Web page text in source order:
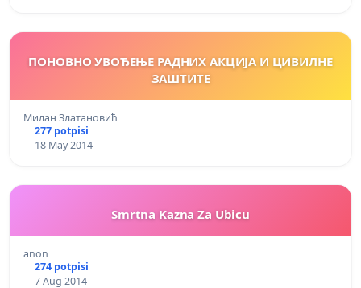
ПОНОВНО УВОЂЕЊЕ РАДНИХ АКЦИЈА И ЦИВИЛНЕ
ЗАШТИТЕ
Милан Златановић
277 potpisi
18 May 2014
Smrtna Kazna Za Ubicu
anon
274 potpisi
7 Aug 2014